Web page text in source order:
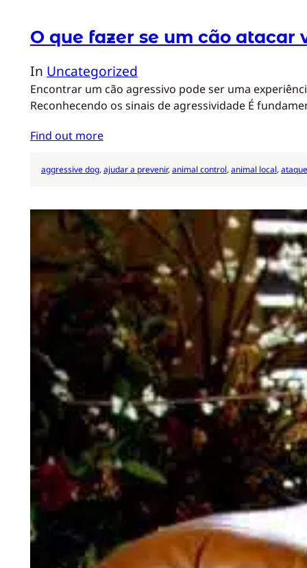
O que fazer se um cão atacar
In Uncategorized
Encontrar um cão agressivo pode ser uma
Reconhecendo os sinais de agressividade É
Find out more
aggressive dog, ajudar a prevenir, animal control, animal local,